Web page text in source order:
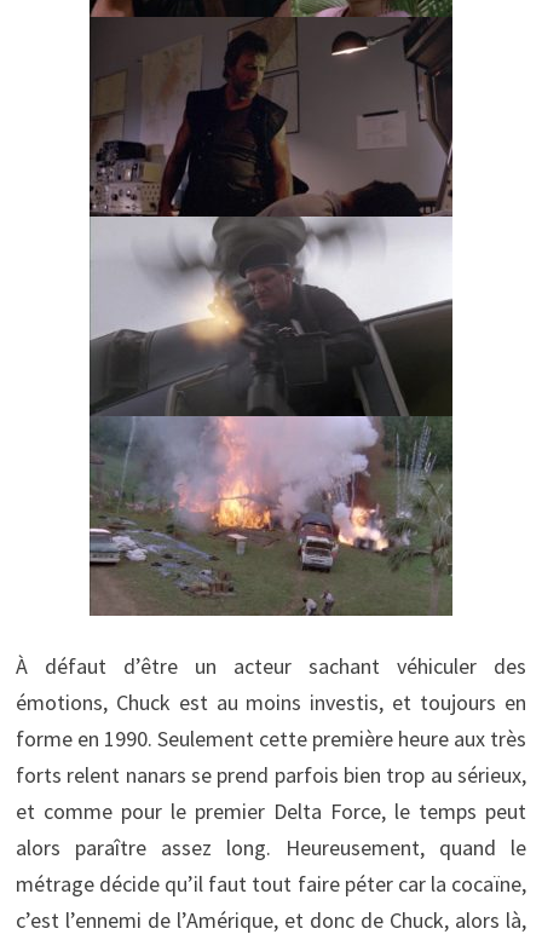
À défaut d’être un acteur sachant véhiculer des
émotions, Chuck est au moins investis, et toujours en
forme en 1990. Seulement cette première heure aux très
forts relent nanars se prend parfois bien trop au sérieux,
et comme pour le premier Delta Force, le temps peut
alors paraître assez long. Heureusement, quand le
métrage décide qu’il faut tout faire péter car la cocaïne,
c’est l’ennemi de l’Amérique, et donc de Chuck, alors là,